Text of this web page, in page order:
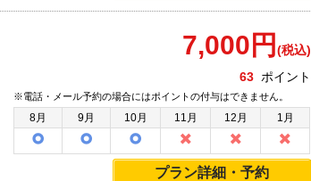
7,000 円 (税込)
63 ポイント
※電話・メール予約の場合にはポイントの付与はできません。
8月 9月 10月 11月 12月 1月
プラン詳細・予約